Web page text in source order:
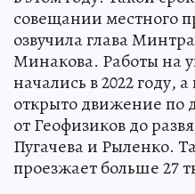
совещании местного
озвучила глава
Минакова. Работы на
начались в 2022 году,
открыто движение по
от Геофизиков до
Пугачева и Рыленко.
проезжает больше 27